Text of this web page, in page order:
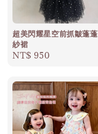
超美閃耀星空前抓皺蓬蓬
紗裙
Regular
NT$ 950